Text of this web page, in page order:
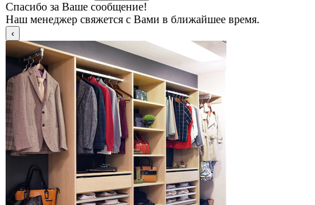
Спасибо за Ваше сообщение!
Наш менеджер свяжется с Вами в ближайшее время.